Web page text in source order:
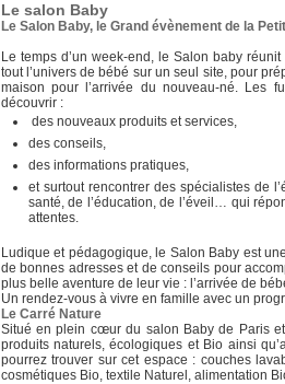
Le salon Baby
Le Salon Baby, le Grand évènement de la
Le temps d’un week-end, le Salon baby
tout l’univers de bébé sur un seul site, pour
maison pour l’arrivée du nouveau-né. Les
découvrir :
des nouveaux produits et services,
des conseils,
des informations pratiques,
et surtout rencontrer des spécialistes de
santé, de l’éducation, de l’éveil… qui
attentes.
Ludique et pédagogique, le Salon Baby est
de bonnes adresses et de conseils pour
plus belle aventure de leur vie : l’arrivée de
Un rendez-vous à vivre en famille avec un
Le Carré Nature
Situé en plein cœur du salon Baby de Paris
produits naturels, écologiques et Bio ainsi
pourrez trouver sur cet espace : couches
cosmétiques Bio, textile Naturel, alimentation